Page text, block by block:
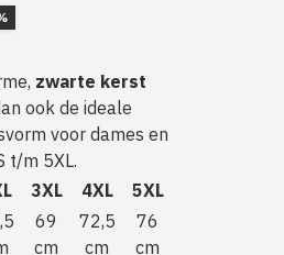
zwarte kerst
ook de ideale
voor dames en
t/m 5XL.
3XL 4XL
5XL
69
cm
72,5
cm
76
cm